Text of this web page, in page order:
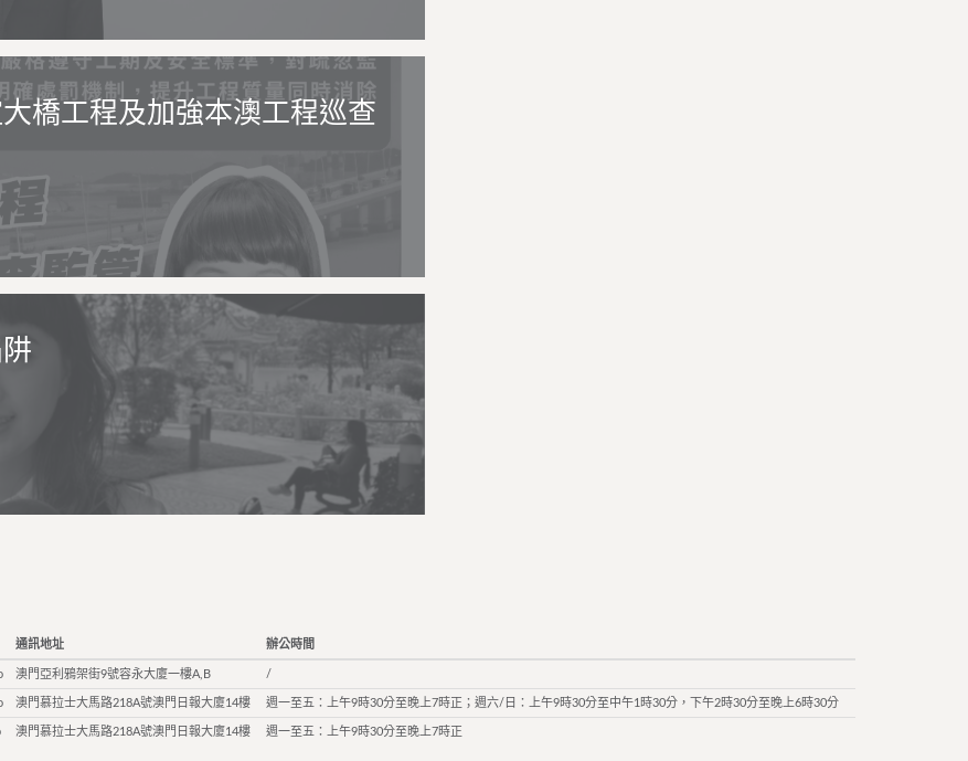
橋工程及加強本澳工程巡查
通訊地址 辦公時間
澳門亞利鴉架街9號容永大廈一樓A,B /
澳門慕拉士大馬路218A號澳門日報大廈14樓 週一至五：上午9時30分至晚上7時正；週六/日：上午9時30分至中午1時30分，下午2時30分至晚上6時30分
澳門慕拉士大馬路218A號澳門日報大廈14樓 週一至五：上午9時30分至晚上7時正